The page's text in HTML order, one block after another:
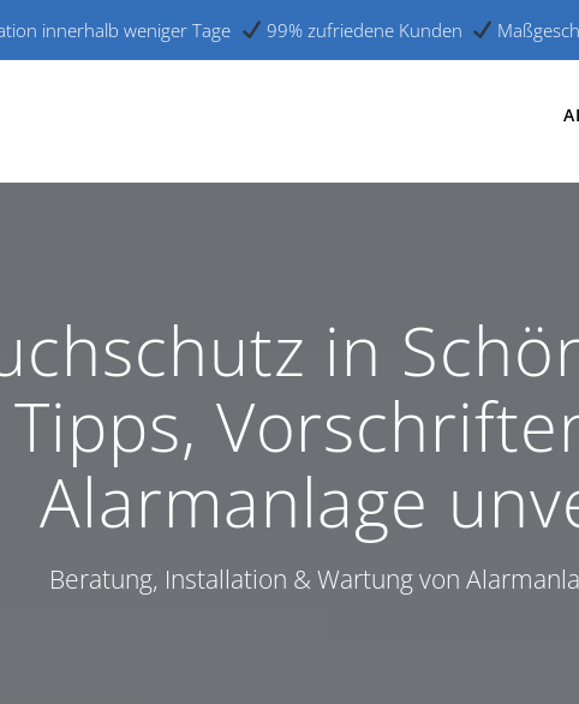
innerhalb weniger Tage 99% zufriedene Kunden
in
Tipps,
Alarmanlage
Beratung, Installation & Wartung von